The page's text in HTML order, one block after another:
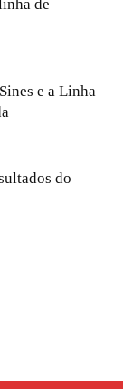
de
e a Linha
do